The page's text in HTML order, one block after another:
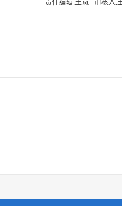
责任编辑:王岚 审核人: